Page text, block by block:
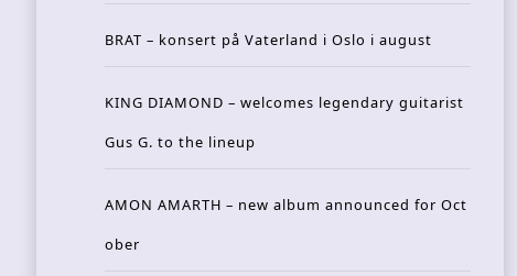
BRAT – konsert på Vaterland i Oslo i august
KING DIAMOND – welcomes legendary guitarist
Gus G. to the lineup
AMON AMARTH – new album announced for Oct
ober